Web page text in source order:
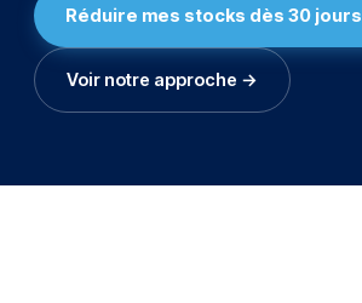
Réduire mes stocks dès 30 jours
Voir notre approche →